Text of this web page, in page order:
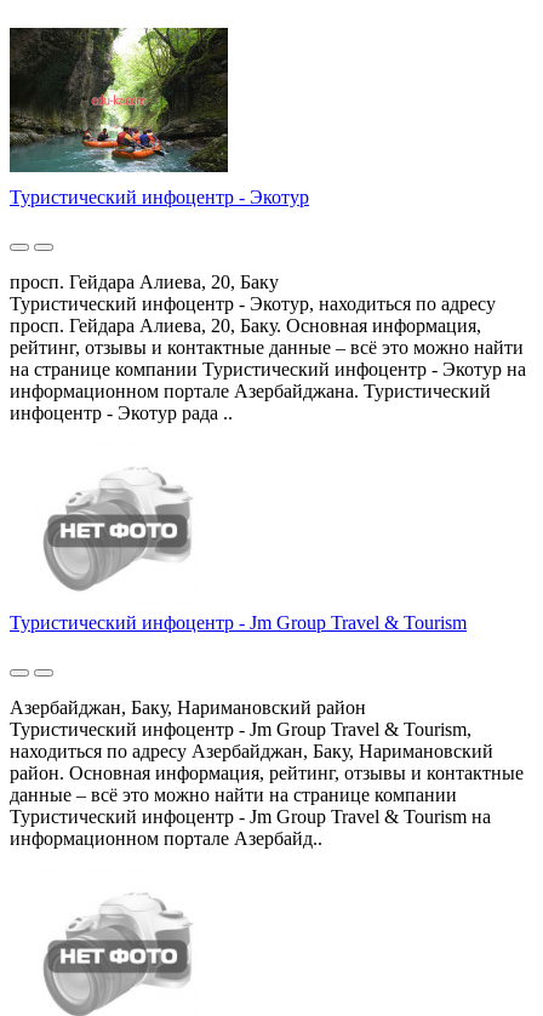
Туристический инфоцентр - Экотур
просп. Гейдара Алиева, 20, Баку
Туристический инфоцентр - Экотур, находиться по адресу
просп. Гейдара Алиева, 20, Баку. Основная информация,
рейтинг, отзывы и контактные данные – всё это можно найти
на странице компании Туристический инфоцентр - Экотур на
информационном портале Азербайджана. Туристический
инфоцентр - Экотур рада ..
Туристический инфоцентр - Jm Group Travel & Tourism
Азербайджан, Баку, Наримановский район
Туристический инфоцентр - Jm Group Travel & Tourism,
находиться по адресу Азербайджан, Баку, Наримановский
район. Основная информация, рейтинг, отзывы и контактные
данные – всё это можно найти на странице компании
Туристический инфоцентр - Jm Group Travel & Tourism на
информационном портале Азербайд..